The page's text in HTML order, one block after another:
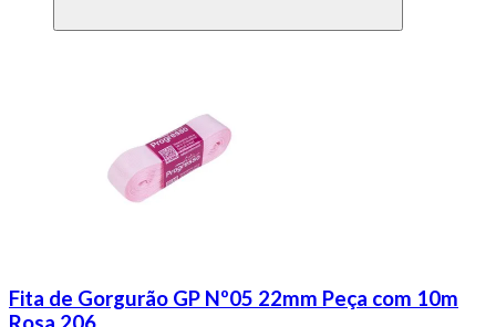
Fita de Gorgurão GP Nº05 22mm Peça com 10m